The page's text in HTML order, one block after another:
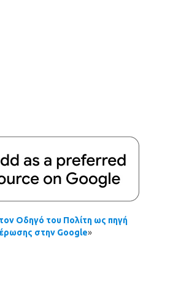
Οδηγό του Πολίτη ως πηγή
στην Google»